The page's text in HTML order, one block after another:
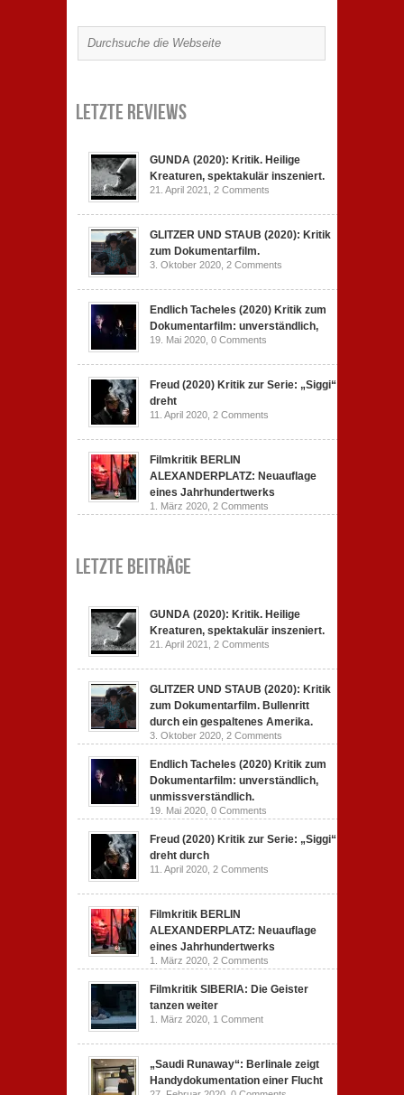
Letzte Reviews
GUNDA (2020): Kritik. Heilige
Kreaturen, spektakulär inszeniert.
21. April 2021, 2 Comments
GLITZER UND STAUB (2020): Kritik
zum Dokumentarfilm.
3. Oktober 2020, 2 Comments
Endlich Tacheles (2020) Kritik zum
Dokumentarfilm: unverständlich,
19. Mai 2020, 0 Comments
Freud (2020) Kritik zur Serie: „Siggi“
dreht
11. April 2020, 2 Comments
Filmkritik BERLIN
ALEXANDERPLATZ: Neuauflage
eines Jahrhundertwerks
1. März 2020, 2 Comments
Letzte Beiträge
GUNDA (2020): Kritik. Heilige
Kreaturen, spektakulär inszeniert.
21. April 2021, 2 Comments
GLITZER UND STAUB (2020): Kritik
zum Dokumentarfilm. Bullenritt
durch ein gespaltenes Amerika.
3. Oktober 2020, 2 Comments
Endlich Tacheles (2020) Kritik zum
Dokumentarfilm: unverständlich,
unmissverständlich.
19. Mai 2020, 0 Comments
Freud (2020) Kritik zur Serie: „Siggi“
dreht durch
11. April 2020, 2 Comments
Filmkritik BERLIN
ALEXANDERPLATZ: Neuauflage
eines Jahrhundertwerks
1. März 2020, 2 Comments
Filmkritik SIBERIA: Die Geister
tanzen weiter
1. März 2020, 1 Comment
„Saudi Runaway“: Berlinale zeigt
Handydokumentation einer Flucht